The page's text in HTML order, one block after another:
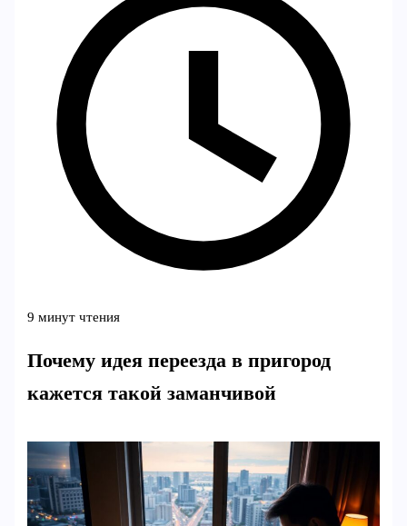
9 минут чтения
Почему идея переезда в пригород
кажется такой заманчивой